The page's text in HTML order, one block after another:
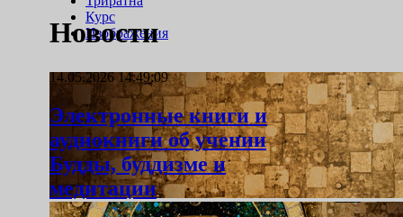
Курс
Изображения
Новости
14.05.2026 14:49:09
Электронные книги и
аудиокниги об учении
Будды, буддизме и
медитации